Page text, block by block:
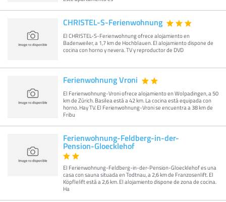
CHRISTEL-S-Ferienwohnung
El CHRISTEL-S-Ferienwohnung ofrece alojamiento en
Badenweiler, a 1,7 km de Hochblauen. El alojamiento dispone de
cocina con horno y nevera. TV y reproductor de DVD
Ferienwohnung Vroni
El Ferienwohnung-Vroni ofrece alojamiento en Wolpadingen, a 50
km de Zúrich. Basilea está a 42 km. La cocina está equipada con
horno. Hay TV. El Ferienwohnung-Vroni se encuentra a 38 km de
Fribu
Ferienwohnung-Feldberg-in-der-
Pension-Gloecklehof
El Ferienwohnung-Feldberg-in-der-Pension-Gloecklehof es una
casa con sauna situada en Todtnau, a 2,6 km de Franzosenlift. El
Köpflelift está a 2,6 km. El alojamiento dispone de zona de cocina.
Ha